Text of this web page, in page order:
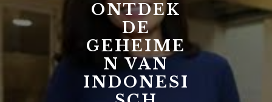
ONTDEK
DE
GEHEIME
N VAN
INDONESI